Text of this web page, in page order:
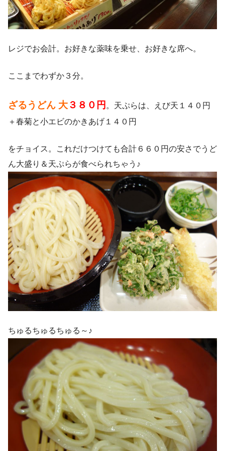
レジでお会計。お好きな薬味を乗せ、お好きな席へ。
ここまでわずか３分。
ざるうどん 大３８０円 。天ぷらは、えび天１４０円
＋春菊と小エビのかきあげ１４０円
をチョイス。これだけつけても合計６６０円の安さでうど
ん大盛り＆天ぷらが食べられちゃう♪
ちゅるちゅるちゅる～♪